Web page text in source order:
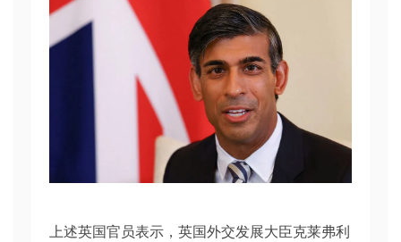
上述英国官员表示，英国外交发展大臣克莱弗利